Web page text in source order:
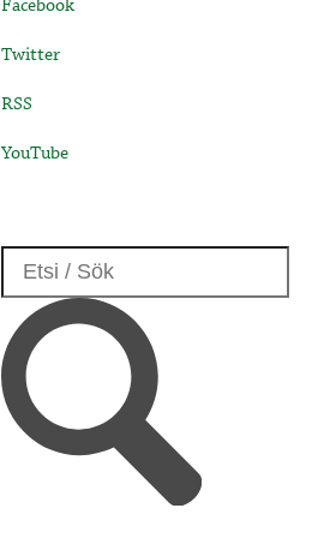
Facebook
Twitter
RSS
YouTube